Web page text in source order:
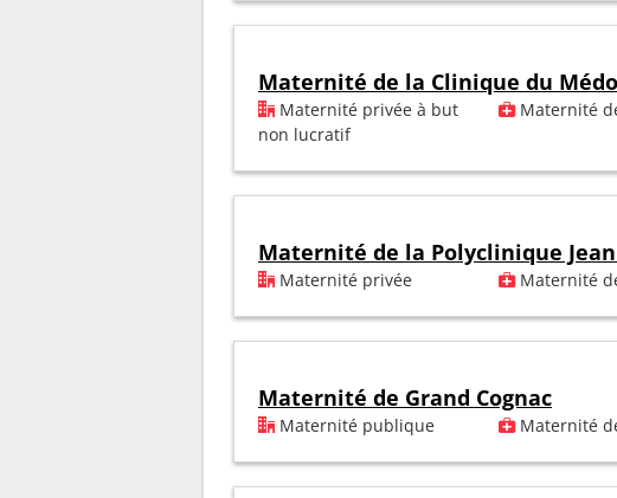
Maternité de la Clinique du
Maternité privée à but
non lucratif
Maternité
Maternité de la Polyclinique
Maternité privée Maternité
Maternité de Grand Cognac
Maternité publique Maternité